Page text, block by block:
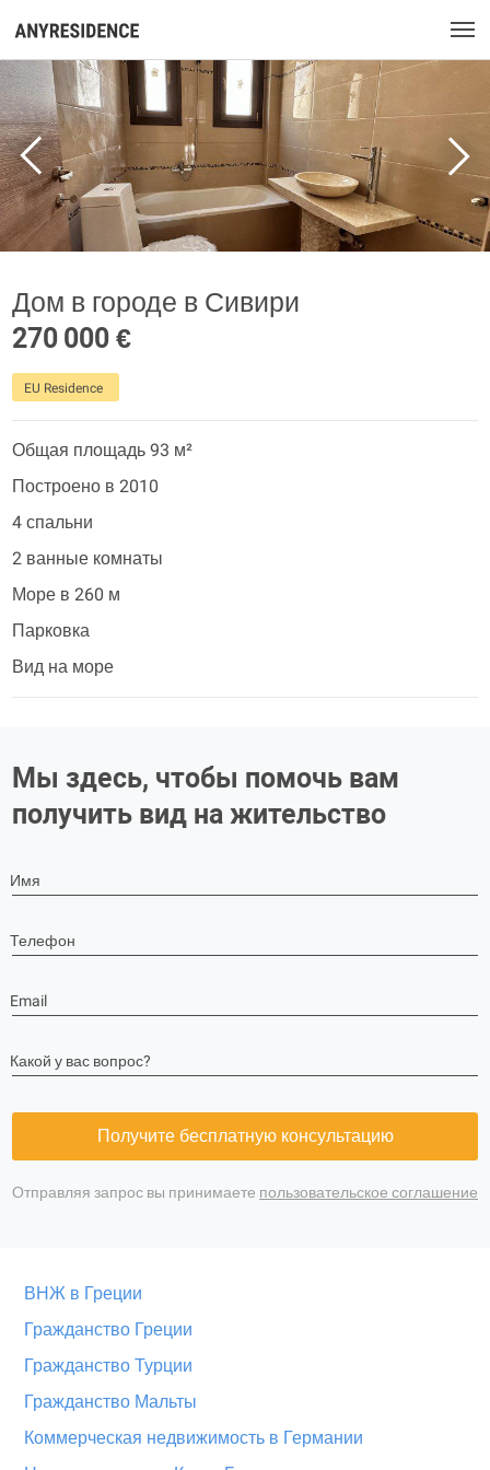
Дом в городе в Сивири
270 000 €
EU Residence
Общая площадь 93 м²
Построено в 2010
4 спальни
2 ванные комнаты
Море в 260 м
Парковка
Вид на море
Мы здесь, чтобы помочь вам
получить вид на жительство
Имя
Телефон
Email
Какой у вас вопрос?
Получите бесплатную консультацию
Отправляя запрос вы принимаете пользовательское соглашение
ВНЖ в Греции
Гражданство Греции
Гражданство Турции
Гражданство Мальты
Коммерческая недвижимость в Германии